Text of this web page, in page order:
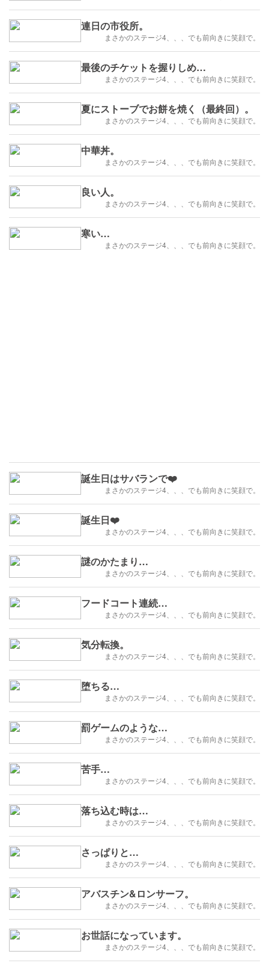
連日の市役所。
まさかのステージ4、、、でも前向きに笑顔で。
最後のチケットを握りしめ…
まさかのステージ4、、、でも前向きに笑顔で。
夏にストーブでお餅を焼く（最終回）。
まさかのステージ4、、、でも前向きに笑顔で。
中華丼。
まさかのステージ4、、、でも前向きに笑顔で。
良い人。
まさかのステージ4、、、でも前向きに笑顔で。
寒い…
まさかのステージ4、、、でも前向きに笑顔で。
誕生日はサバランで❤️
まさかのステージ4、、、でも前向きに笑顔で。
誕生日❤️
まさかのステージ4、、、でも前向きに笑顔で。
謎のかたまり…
まさかのステージ4、、、でも前向きに笑顔で。
フードコート連続…
まさかのステージ4、、、でも前向きに笑顔で。
気分転換。
まさかのステージ4、、、でも前向きに笑顔で。
堕ちる…
まさかのステージ4、、、でも前向きに笑顔で。
罰ゲームのような…
まさかのステージ4、、、でも前向きに笑顔で。
苦手…
まさかのステージ4、、、でも前向きに笑顔で。
落ち込む時は…
まさかのステージ4、、、でも前向きに笑顔で。
さっぱりと…
まさかのステージ4、、、でも前向きに笑顔で。
アバスチン&ロンサーフ。
まさかのステージ4、、、でも前向きに笑顔で。
お世話になっています。
まさかのステージ4、、、でも前向きに笑顔で。